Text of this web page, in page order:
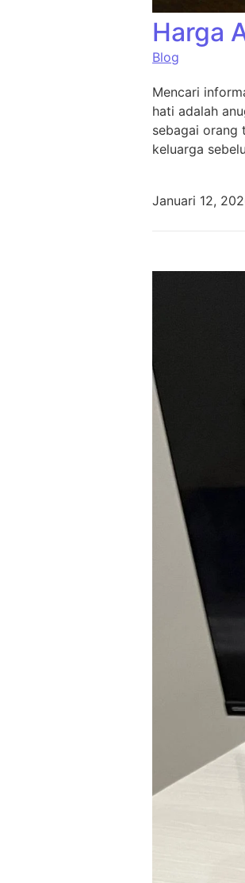
Harga
Blog
Mencari
hati adalah
sebagai orang
keluarga
Januari 12,